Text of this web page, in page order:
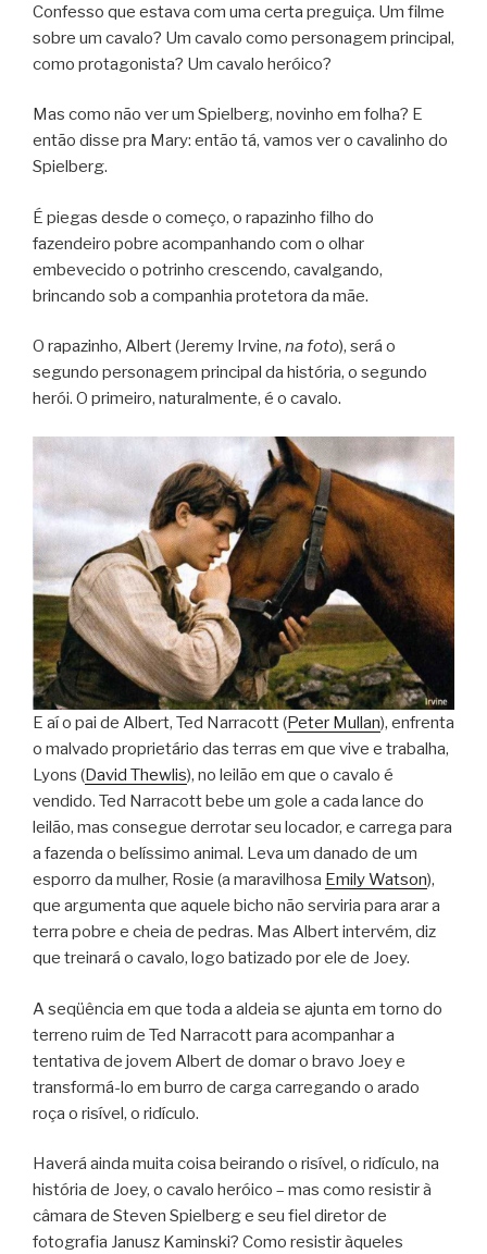
Confesso que estava com uma certa preguiça. Um filme
sobre um cavalo? Um cavalo como personagem principal,
como protagonista? Um cavalo heróico?
Mas como não ver um Spielberg, novinho em folha? E
então disse pra Mary: então tá, vamos ver o cavalinho do
Spielberg.
É piegas desde o começo, o rapazinho filho do
fazendeiro pobre acompanhando com o olhar
embevecido o potrinho crescendo, cavalgando,
brincando sob a companhia protetora da mãe.
O rapazinho, Albert (Jeremy Irvine, na foto), será o
segundo personagem principal da história, o segundo
herói. O primeiro, naturalmente, é o cavalo.
E aí o pai de Albert, Ted Narracott (Peter Mullan), enfrenta
o malvado proprietário das terras em que vive e trabalha,
Lyons (David Thewlis), no leilão em que o cavalo é
vendido. Ted Narracott bebe um gole a cada lance do
leilão, mas consegue derrotar seu locador, e carrega para
a fazenda o belíssimo animal. Leva um danado de um
esporro da mulher, Rosie (a maravilhosa Emily Watson),
que argumenta que aquele bicho não serviria para arar a
terra pobre e cheia de pedras. Mas Albert intervém, diz
que treinará o cavalo, logo batizado por ele de Joey.
A seqüência em que toda a aldeia se ajunta em torno do
terreno ruim de Ted Narracott para acompanhar a
tentativa de jovem Albert de domar o bravo Joey e
transformá-lo em burro de carga carregando o arado
roça o risível, o ridículo.
Haverá ainda muita coisa beirando o risível, o ridículo, na
história de Joey, o cavalo heróico – mas como resistir à
câmara de Steven Spielberg e seu fiel diretor de
fotografia Janusz Kaminski? Como resistir àqueles